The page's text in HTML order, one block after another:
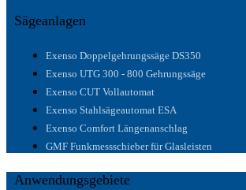
Sägeanlagen
Exenso Doppelgehrungssäge DS350
Exenso UTG 300 - 800 Gehrungssäge
Exenso CUT Vollautomat
Exenso Stahlsägeautomat ESA
Exenso Comfort Längenanschlag
GMF Funkmessschieber für Glasleisten
Anwendungsgebiete